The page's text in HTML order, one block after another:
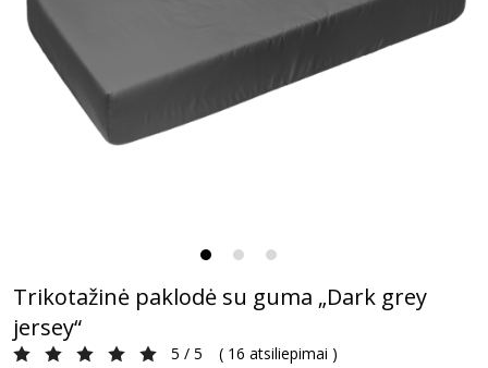
Trikotažinė paklodė su guma „Dark grey
jersey“
5 / 5 ( 16 atsiliepimai )